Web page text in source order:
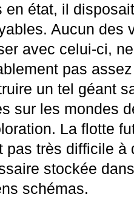
en état, il
Aucun des
avec celui-ci,
pas
un tel géant
sur les mondes
La flotte
pas très difficile à
stockée
schémas.